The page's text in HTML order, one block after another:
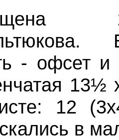
- офсет и
13½
12
в